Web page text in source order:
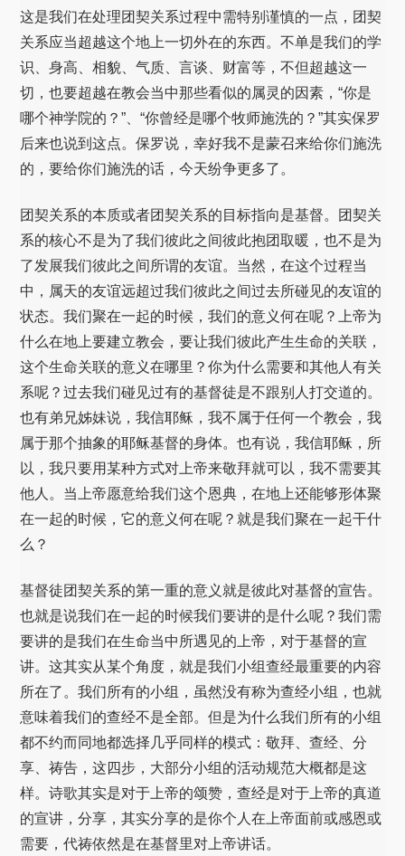
这是我们在处理团契关系过程中需特别谨慎的一点，团契
关系应当超越这个地上一切外在的东西。不单是我们的学
识、身高、相貌、气质、言谈、财富等，不但超越这一
切，也要超越在教会当中那些看似的属灵的因素，“你是
哪个神学院的？”、“你曾经是哪个牧师施洗的？”其实保罗
后来也说到这点。保罗说，幸好我不是蒙召来给你们施洗
的，要给你们施洗的话，今天纷争更多了。
团契关系的本质或者团契关系的目标指向是基督。团契关
系的核心不是为了我们彼此之间彼此抱团取暖，也不是为
了发展我们彼此之间所谓的友谊。当然，在这个过程当
中，属天的友谊远超过我们彼此之间过去所碰见的友谊的
状态。我们聚在一起的时候，我们的意义何在呢？上帝为
什么在地上要建立教会，要让我们彼此产生生命的关联，
这个生命关联的意义在哪里？你为什么需要和其他人有关
系呢？过去我们碰见过有的基督徒是不跟别人打交道的。
也有弟兄姊妹说，我信耶稣，我不属于任何一个教会，我
属于那个抽象的耶稣基督的身体。也有说，我信耶稣，所
以，我只要用某种方式对上帝来敬拜就可以，我不需要其
他人。当上帝愿意给我们这个恩典，在地上还能够形体聚
在一起的时候，它的意义何在呢？就是我们聚在一起干什
么？
基督徒团契关系的第一重的意义就是彼此对基督的宣告。
也就是说我们在一起的时候我们要讲的是什么呢？我们需
要讲的是我们在生命当中所遇见的上帝，对于基督的宣
讲。这其实从某个角度，就是我们小组查经最重要的内容
所在了。我们所有的小组，虽然没有称为查经小组，也就
意味着我们的查经不是全部。但是为什么我们所有的小组
都不约而同地都选择几乎同样的模式：敬拜、查经、分
享、祷告，这四步，大部分小组的活动规范大概都是这
样。诗歌其实是对于上帝的颂赞，查经是对于上帝的真道
的宣讲，分享，其实分享的是你个人在上帝面前或感恩或
需要，代祷依然是在基督里对上帝讲话。